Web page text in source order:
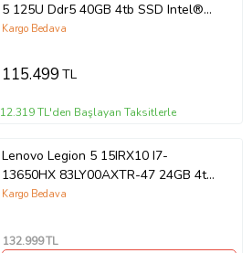
5 125U Ddr5 40GB 4tb SSD Intel®
Aı Boost 16" Wuxga IPS Freedos
Zetta Çanta
Kargo Bedava
115.499TL
12.319 TL'den Başlayan Taksitlerle
Lenovo Legion 5 15IRX10 I7-
13650HX 83LY00AXTR-47 24GB 4tb
RTX5060 8gb W11PRO 15.3"
Kargo Bedava
132.999TL